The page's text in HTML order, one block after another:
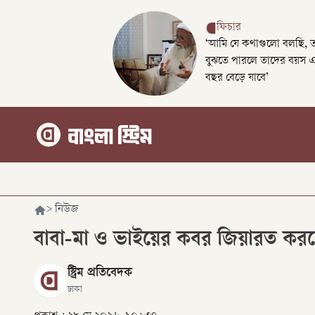
ফিচার
‘আমি যে কথাগুলো বলছি,
বুঝতে পারলে তাদের বয়স
বছর বেড়ে যাবে’
> নিউজ
বাবা-মা ও ভাইয়ের কবর জিয়ারত
স্ট্রিম প্রতিবেদক
ঢাকা